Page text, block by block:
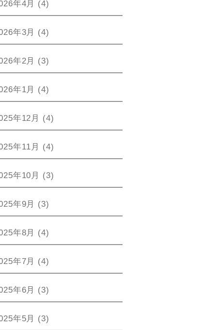
年4月 (4)
年3月 (4)
年2月 (3)
年1月 (4)
年12月 (4)
年11月 (4)
年10月 (3)
年9月 (3)
年8月 (4)
年7月 (4)
年6月 (3)
年5月 (3)